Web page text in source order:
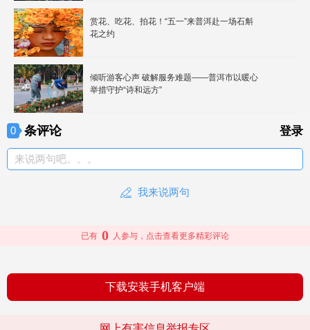
赏花、吃花、拍花！“五一”来普洱赴一场石斛
花之约
倾听游客心声 破解服务难题——普洱市以暖心
举措守护“诗和远方”
0 条评论 登录
来说两句吧。。。
我来说两句
已有 0 人参与，点击查看更多精彩评论
下载安装手机客户端